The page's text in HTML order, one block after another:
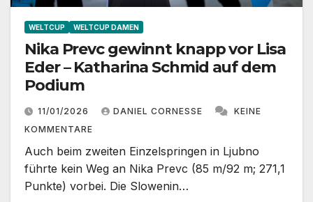
WELTCUP WELTCUP DAMEN
Nika Prevc gewinnt knapp vor Lisa
Eder – Katharina Schmid auf dem
Podium
11/01/2026 DANIEL CORNESSE
KEINE
KOMMENTARE
Auch beim zweiten Einzelspringen in Ljubno
führte kein Weg an Nika Prevc (85 m/92 m; 271,1
Punkte) vorbei. Die Slowenin…